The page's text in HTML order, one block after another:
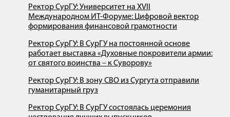
Ректор СурГУ: Университет на XVII
Международном ИT-Форуме: Цифровой вектор
формирования финансовой грамотности
Ректор СурГУ: В СурГУ на постоянной основе
работает выставка «Духовные покровители армии:
от святого воинства – к Суворову»
Ректор СурГУ: В зону СВО из Сургута отправили
гуманитарный груз
Ректор СурГУ: В СурГУ состоялась церемония